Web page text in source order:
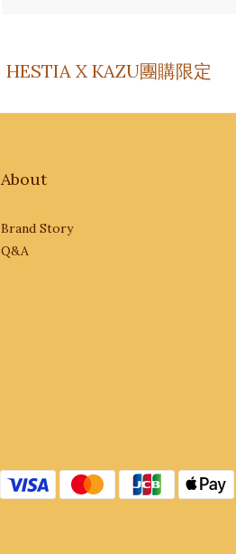
HESTIA X KAZU團購限定
About
Brand Story
Q&A